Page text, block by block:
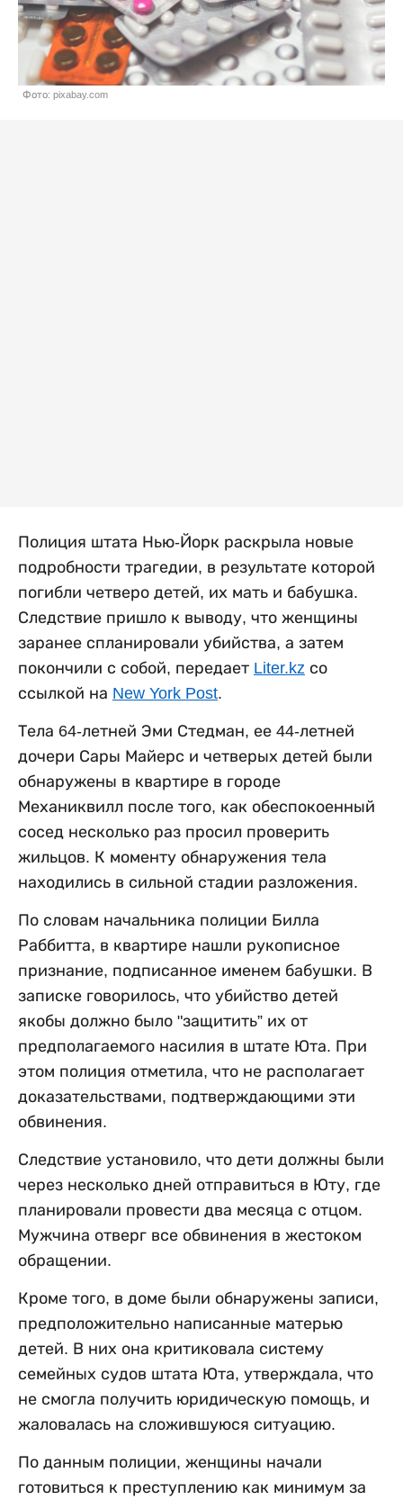
Фото: pixabay.com
Полиция штата Нью-Йорк раскрыла новые
подробности трагедии, в результате которой
погибли четверо детей, их мать и бабушка.
Следствие пришло к выводу, что женщины
заранее спланировали убийства, а затем
покончили с собой, передает Liter.kz со
ссылкой на New York Post.
Тела 64-летней Эми Стедман, ее 44-летней
дочери Сары Майерс и четверых детей были
обнаружены в квартире в городе
Механиквилл после того, как обеспокоенный
сосед несколько раз просил проверить
жильцов. К моменту обнаружения тела
находились в сильной стадии разложения.
По словам начальника полиции Билла
Раббитта, в квартире нашли рукописное
признание, подписанное именем бабушки. В
записке говорилось, что убийство детей
якобы должно было "защитить” их от
предполагаемого насилия в штате Юта. При
этом полиция отметила, что не располагает
доказательствами, подтверждающими эти
обвинения.
Следствие установило, что дети должны были
через несколько дней отправиться в Юту, где
планировали провести два месяца с отцом.
Мужчина отверг все обвинения в жестоком
обращении.
Кроме того, в доме были обнаружены записи,
предположительно написанные матерью
детей. В них она критиковала систему
семейных судов штата Юта, утверждала, что
не смогла получить юридическую помощь, и
жаловалась на сложившуюся ситуацию.
По данным полиции, женщины начали
готовиться к преступлению как минимум за